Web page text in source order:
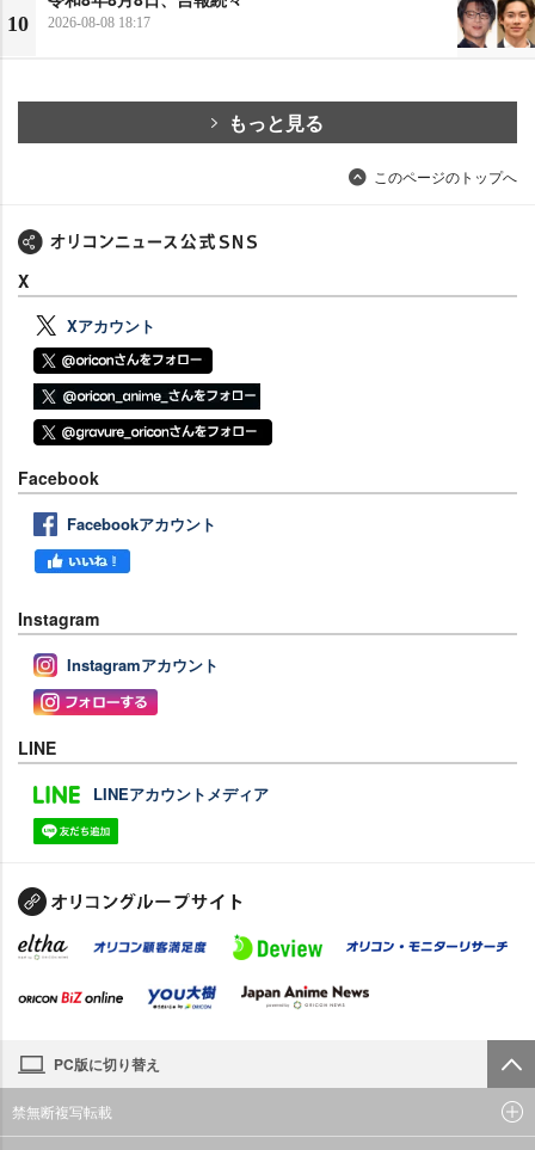
10 2026-08-08 18:17
もっと見る
このページのトップへ
X
Xアカウント
Facebook
Facebookアカウント
Instagram
Instagramアカウント
LINE
LINEアカウントメディア
PC版に切り替え
禁無断複写転載